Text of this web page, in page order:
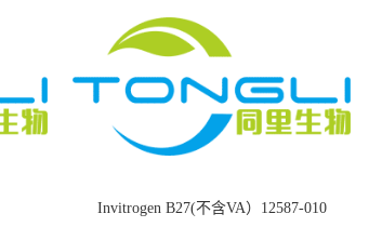
Invitrogen B27(不含VA）12587-010